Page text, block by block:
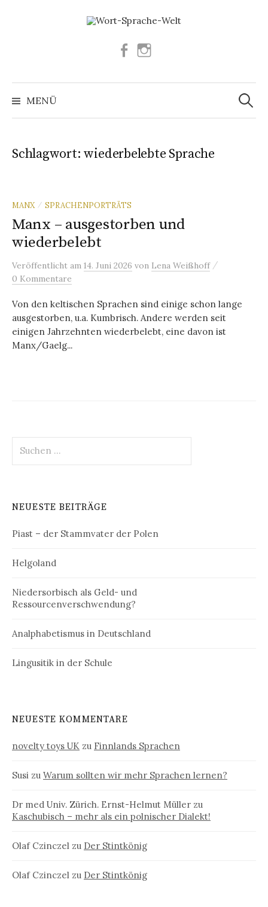
Facebook
MENÜ
Suchen
nach:
Schlagwort:wiederbelebte Sprache
MANX / SPRACHENPORTRÄTS
Manx – ausgestorben und
wiederbelebt
Veröffentlicht am 14. Juni 2026 von Lena Weißhoff /
0 Kommentare
Von den keltischen Sprachen sind einige schon lange
ausgestorben, u.a. Kumbrisch. Andere werden seit
einigen Jahrzehnten wiederbelebt, eine davon ist
Manx/Gaelg...
nach:
NEUESTE BEITRÄGE
Piast – der Stammvater der Polen
Helgoland
Niedersorbisch als Geld- und
Ressourcenverschwendung?
Analphabetismus in Deutschland
Lingusitik in der Schule
NEUESTE KOMMENTARE
novelty toys UK zu Finnlands Sprachen
Susi zu Warum sollten wir mehr Sprachen lernen?
Dr med Univ. Zürich. Ernst-Helmut Müller zu
Kaschubisch – mehr als ein polnischer Dialekt!
Olaf Czinczel zu Der Stintkönig
Olaf Czinczel zu Der Stintkönig